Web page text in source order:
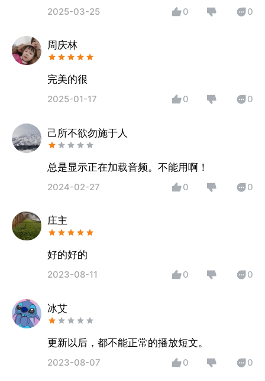
2025-03-25 0 0
周庆林
完美的很
2025-01-17 0 0
己所不欲勿施于人
总是显示正在加载音频。不能用啊！
2024-02-27 0 0
庄主
好的好的
2023-08-11 0 0
冰艾
更新以后，都不能正常的播放短文。
2023-08-07 0 0